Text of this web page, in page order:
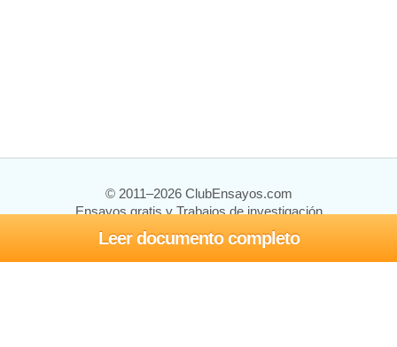
Leer documento completo
© 2011–2026 ClubEnsayos.com
Ensayos gratis y Trabajos de investigación